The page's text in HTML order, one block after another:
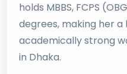
holds MBBS, FCPS
degrees, making her a
academically strong
in Dhaka.